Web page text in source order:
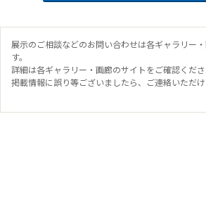
展示のご相談などのお問い合わせは各ギャラリー
す。
詳細は各ギャラリー・画廊のサイトをご確認くださ
掲載情報に誤り等ございましたら、ご連絡いただけ